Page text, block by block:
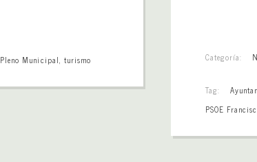
Pleno Municipal, turismo Categoría:
Tag:
PSOE